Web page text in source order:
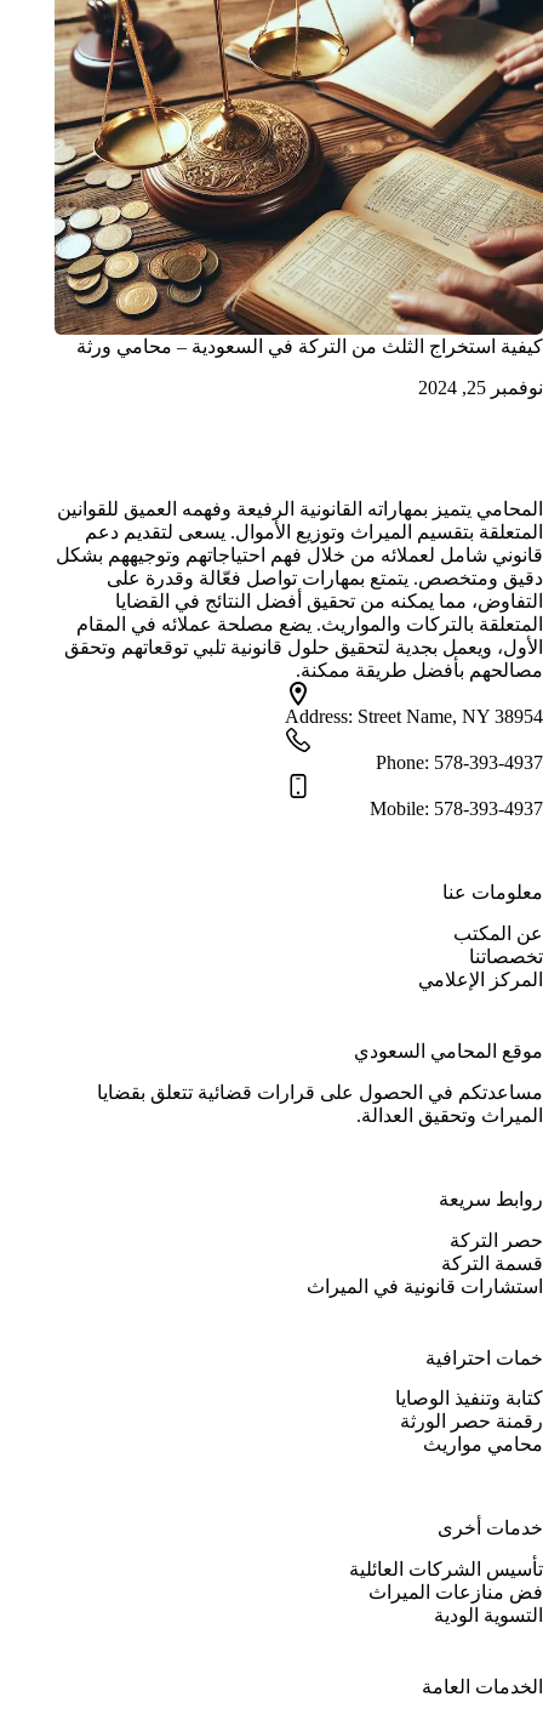
كيفية استخراج الثلث من التركة في السعودية – محامي ورثة
نوفمبر 25, 2024
المحامي يتميز بمهاراته القانونية الرفيعة وفهمه العميق للقوانين
المتعلقة بتقسيم الميراث وتوزيع الأموال. يسعى لتقديم دعم
قانوني شامل لعملائه من خلال فهم احتياجاتهم وتوجيههم بشكل
دقيق ومتخصص. يتمتع بمهارات تواصل فعّالة وقدرة على
التفاوض، مما يمكنه من تحقيق أفضل النتائج في القضايا
المتعلقة بالتركات والمواريث. يضع مصلحة عملائه في المقام
الأول، ويعمل بجدية لتحقيق حلول قانونية تلبي توقعاتهم وتحقق
مصالحهم بأفضل طريقة ممكنة.
Address: Street Name, NY 38954
Phone: 578-393-4937
Mobile: 578-393-4937
معلومات عنا
عن المكتب
تخصصاتنا
المركز الإعلامي
موقع المحامي السعودي
مساعدتكم في الحصول على قرارات قضائية تتعلق بقضايا
الميراث وتحقيق العدالة.
روابط سريعة
حصر التركة
قسمة التركة
استشارات قانونية في الميراث
خمات احترافية
كتابة وتنفيذ الوصايا
رقمنة حصر الورثة
محامي مواريث
خدمات أخرى
تأسيس الشركات العائلية
فض منازعات الميراث
التسوية الودية
الخدمات العامة